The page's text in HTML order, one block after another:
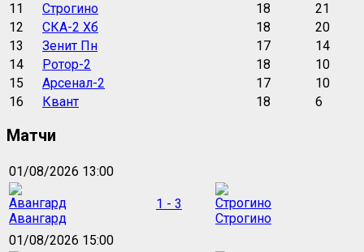
11
Строгино 18
21
12
СКА-2 Хб 18
20
13
Зенит Пн 17
14
14
Ротор-2 18
10
15
Арсенал-2 17
10
16
Квант 18 6
Матчи
01/08/2026 13:00
Авангард
1 - 3
Строгино
01/08/2026 15:00